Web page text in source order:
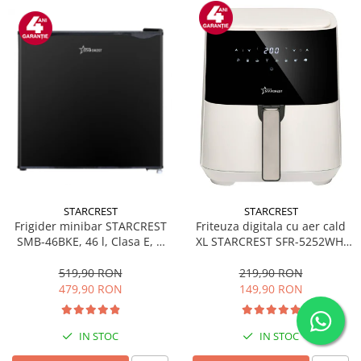
STARCREST
Frigider minibar STARCREST
SMB-46BKE, 46 l, Clasa E, H
519,90 RON
479,90 RON
IN STOC
STARCREST
Friteuza digitala cu aer cald
XL STARCREST SFR-5252WH,
200 °C, 8 programe
predefinite, Alb
219,90 RON
149,90 RON
IN STOC